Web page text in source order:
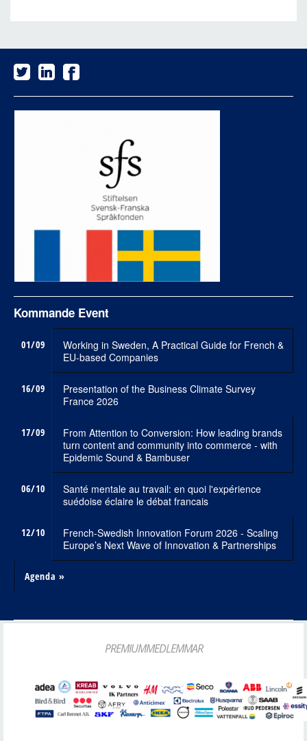
Kommande Event
01/09
Working in Sweden, A Practical Guide for French &
EU-based Companies
16/09
Presentation of the Business Climate Survey
France 2026
17/09
From Attention to Conversion: How leading brands
turn content and community into commerce - with
Epidemic Sound & Bambuser
06/10
Santé mentale au travail: en quoi l'expérience
suédoise éclaire le débat francais
12/10
French-Swedish Innovation Forum 2026 - Scaling
Europe’s Next Wave of Innovation & Partnerships
Agenda »
PREMIUMMEDLEMMAR